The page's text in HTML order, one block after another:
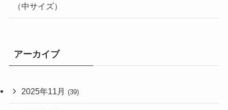
（中サイズ）
アーカイブ
2025年11月 (39)